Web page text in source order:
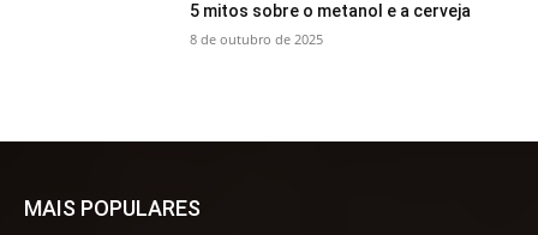
5 mitos sobre o metanol e a cerveja
8 de outubro de 2025
MAIS POPULARES